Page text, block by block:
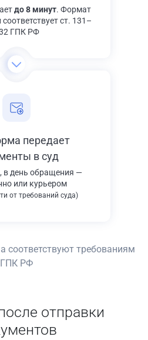
до 8 минут. Формат
ст. 131–
ГПК РФ
передает
в суд
в день обращения —
или курьером
от требований суда)
соответствуют требованиям
ГПК РФ
отправки